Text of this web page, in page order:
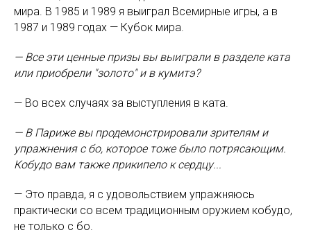
мира. В 1985 и 1989 я выиграл Всемирные игры, а в
1987 и 1989 годах — Кубок мира.
— Все эти ценные призы вы выиграли в разделе ката
или приобрели "золото" и в кумитэ?
— Во всех случаях за выступления в ката.
— В Париже вы продемонстрировали зрителям и
упражнения с бо, которое тоже было потрясающим.
Кобудо вам также прикипело к сердцу...
— Это правда, я с удовольствием упражняюсь
практически со всем традиционным оружием кобудо,
не только с бо.